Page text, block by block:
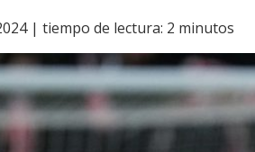
| tiempo de lectura: 2 minutos